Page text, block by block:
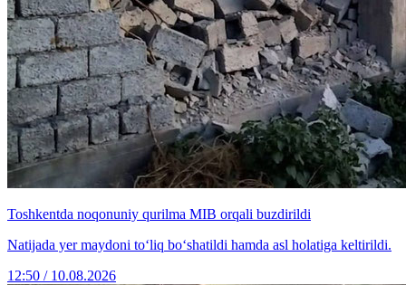
Toshkentda noqonuniy qurilma MIB orqali buzdirildi
Natijada yer maydoni to‘liq bo‘shatildi hamda asl holatiga keltirildi.
12:50 / 10.08.2026